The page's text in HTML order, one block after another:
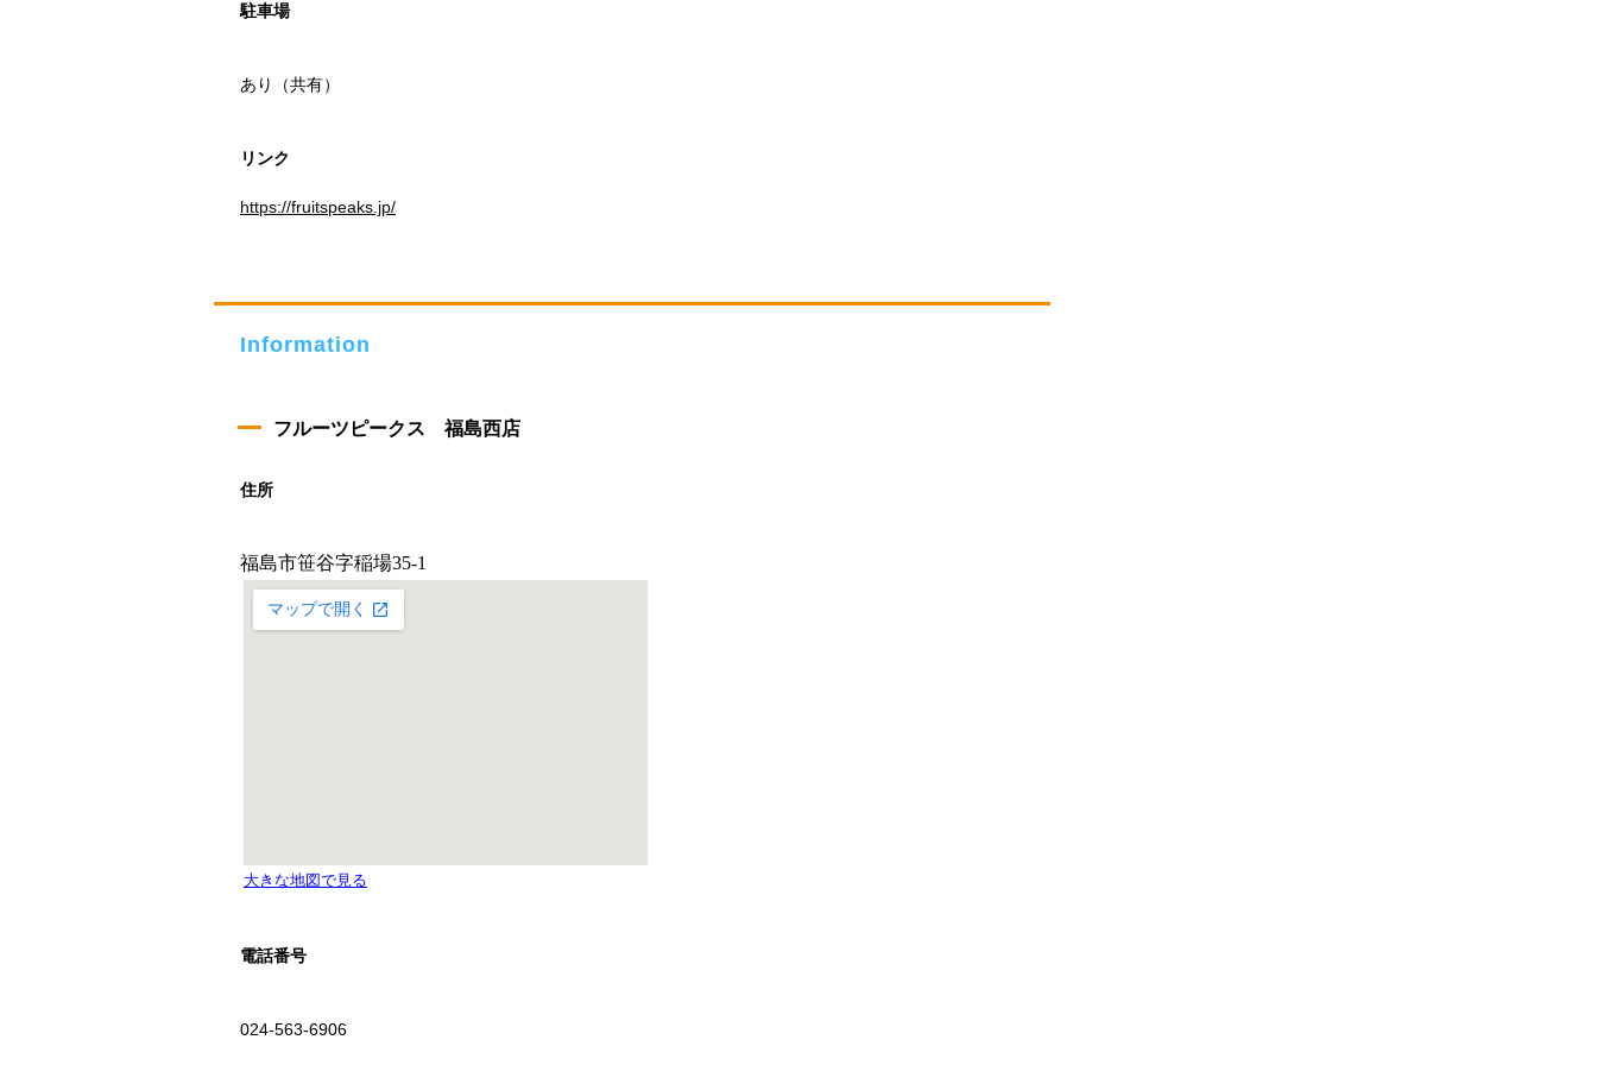
駐車場
あり（共有）
リンク
https://fruitspeaks.jp/
Information
フルーツピークス 福島西店
住所
電話番号
024-563-6906